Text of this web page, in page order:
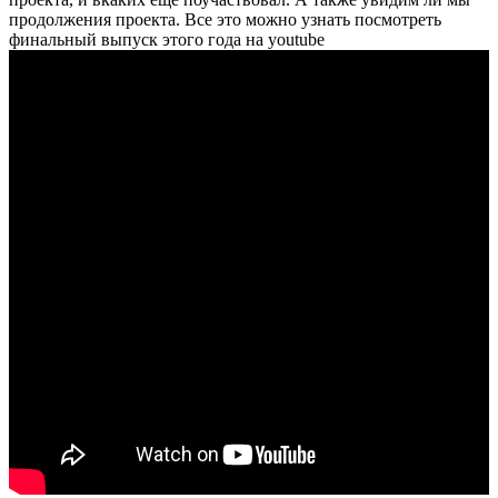
продолжения проекта. Все это можно узнать посмотреть
финальный выпуск этого года на youtube